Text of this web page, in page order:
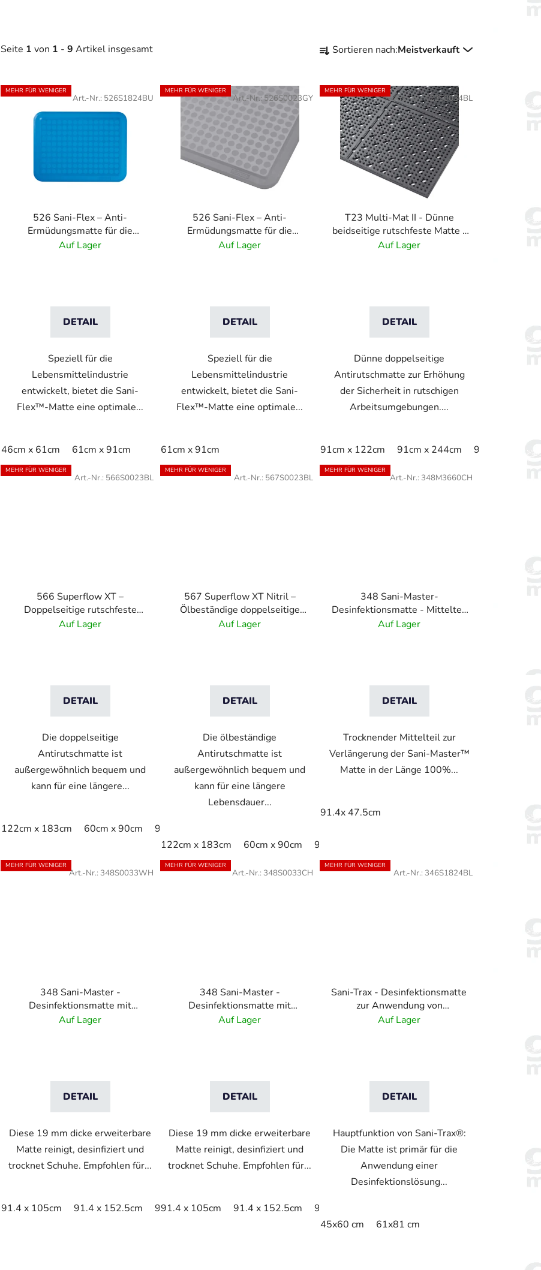
Seite 1 von 1 - 9 Artikel insgesamt
r
d
u
Sortieren nach:Meistverkauft
L
i
MEHR FÜR WENIGER
526 Sani-Flex – Anti-
Ermüdungsmatte für die
Lebensmittelindustrie – Blau
Auf Lager
DETAIL
Speziell für die
Lebensmittelindustrie
entwickelt, bietet die Sani-
Flex™-Matte eine optimale...
46cm x 61cm 61cm x 91cm
Art.-Nr.: 526S1824BU
MEHR FÜR WENIGER
526 Sani-Flex – Anti-
Ermüdungsmatte für die
Lebensmittelindustrie – Grau
Auf Lager
DETAIL
Speziell für die
Lebensmittelindustrie
entwickelt, bietet die Sani-
Flex™-Matte eine optimale...
61cm x 91cm
Art.-Nr.:526S0023GY
MEHR FÜR WENIGER
T23 Multi-Mat II - Dünne
beidseitige rutschfeste Matte -
schwarz
Auf Lager
DETAIL
Dünne doppelseitige
Antirutschmatte zur Erhöhung
der Sicherheit in rutschigen
Arbeitsumgebungen....
91cm x 122cm 91cm x 244cm 91cm x 975cm
Art.-Nr.:T23S0034BL
MEHR FÜR WENIGER
566 Superflow XT –
Doppelseitige rutschfeste
Drainagematte
Auf Lager
DETAIL
Die doppelseitige
Antirutschmatte ist
außergewöhnlich bequem und
kann für eine längere...
122cm x 183cm 60cm x 90cm 91cm x 152cm
Art.-Nr.: 566S0023BL
MEHR FÜR WENIGER
567 Superflow XT Nitril –
Ölbeständige doppelseitige
rutschfeste Drainagematte
Auf Lager
DETAIL
Die ölbeständige
Antirutschmatte ist
außergewöhnlich bequem und
kann für eine längere
Lebensdauer...
122cm x 183cm 60cm x 90cm 91cm x 152cm
Art.-Nr.: 567S0023BL
MEHR FÜR WENIGER
348 Sani-Master-
Desinfektionsmatte - Mittelteil
-grau
Auf Lager
DETAIL
Trocknender Mittelteil zur
Verlängerung der Sani-Master™
Matte in der Länge 100%...
91.4x 47.5cm
Art.-Nr.: 348M3660CH
MEHR FÜR WENIGER
348 Sani-Master -
Desinfektionsmatte mit
Trocknungszone -
Auf Lager
DETAIL
Diese 19 mm dicke erweiterbare
Matte reinigt, desinfiziert und
trocknet Schuhe. Empfohlen für...
91.4 x 105cm 91.4 x 152.5cm 91.4 x 200cm
Art.-Nr.: 348S0033WH
MEHR FÜR WENIGER
348 Sani-Master -
Desinfektionsmatte mit
Trocknungszone -
Auf Lager
DETAIL
Diese 19 mm dicke erweiterbare
Matte reinigt, desinfiziert und
trocknet Schuhe. Empfohlen für...
91.4 x 105cm 91.4 x 152.5cm 91.4 x 200cm
Art.-Nr.: 348S0033CH
MEHR FÜR WENIGER
Sani-Trax - Desinfektionsmatte
zur Anwendung von
Desinfektionslösung
Auf Lager
DETAIL
Hauptfunktion von Sani-Trax®:
Die Matte ist primär für die
Anwendung einer
Desinfektionslösung...
45x60 cm 61x81 cm
Art.-Nr.: 346S1824BL